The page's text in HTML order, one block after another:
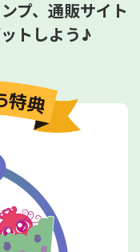
プ、 通販サイト
トしよう♪